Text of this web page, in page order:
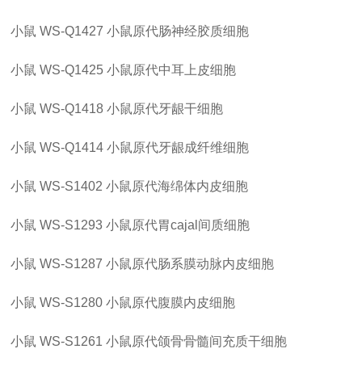
小鼠 WS-Q1427 小鼠原代肠神经胶质细胞
小鼠 WS-Q1425 小鼠原代中耳上皮细胞
小鼠 WS-Q1418 小鼠原代牙龈干细胞
小鼠 WS-Q1414 小鼠原代牙龈成纤维细胞
小鼠 WS-S1402 小鼠原代海绵体内皮细胞
小鼠 WS-S1293 小鼠原代胃cajal间质细胞
小鼠 WS-S1287 小鼠原代肠系膜动脉内皮细胞
小鼠 WS-S1280 小鼠原代腹膜内皮细胞
小鼠 WS-S1261 小鼠原代颌骨骨髓间充质干细胞